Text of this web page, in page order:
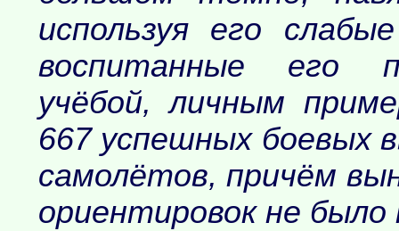
используя его
воспитанные его
учёбой, личным
667 успешных боевых
самолётов, причём
ориентировок не было